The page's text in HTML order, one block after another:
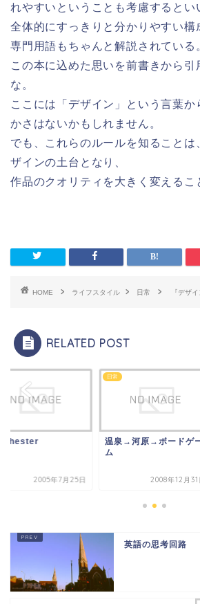
れやすいということも考慮するとい
全体的にすっきりと分かりやすい構
専門用語もちゃんと解説されている
この本に込めた思いを前書きから引
な。
ここには「デザイン」という言葉か
かさはないかもしれません。
でも、これらのルールを知ることは
ザインの土台となり、
作品のクオリティを大きく変えるこ
HOME ライフスタイル 日常 『デザ
RELATED POST
2005年7月25日
日常
温泉→河原→ボードゲ
ム
2008年12月31
英語の思考回路